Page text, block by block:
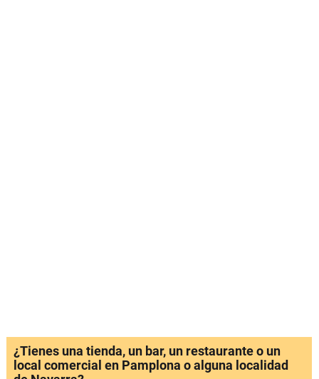
¿Tienes una tienda, un bar, un restaurante o un
local comercial en Pamplona o alguna localidad